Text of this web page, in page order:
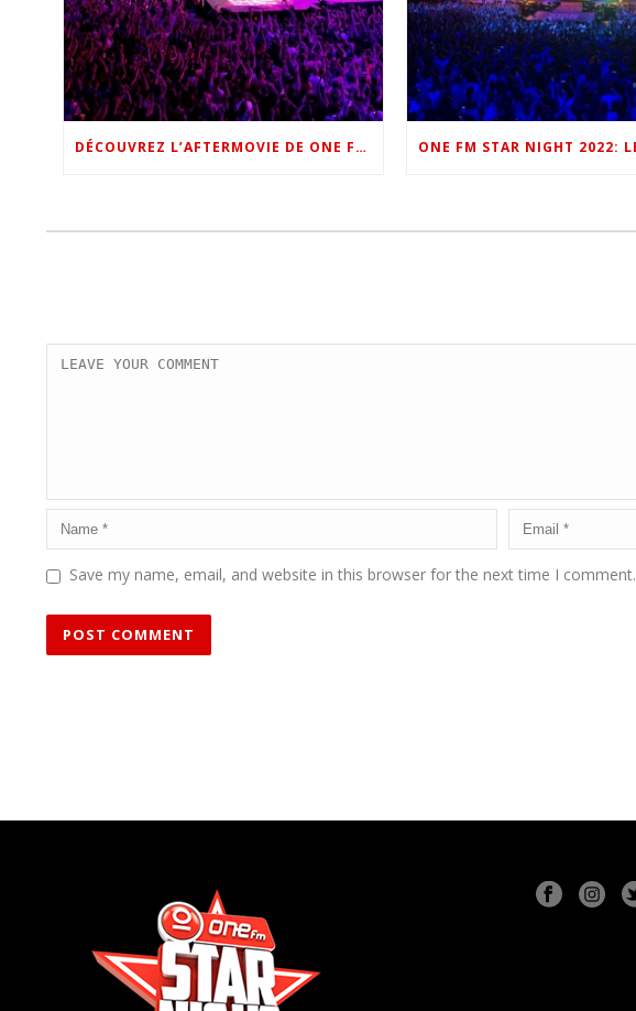
DÉCOUVREZ L’AFTERMOVIE DE ONE FM STAR NIGHT 2022 !
Save my name, email, and website in this browser for the next time I comment.